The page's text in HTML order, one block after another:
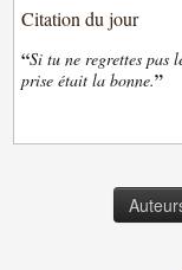
Citation du jour
“Si tu ne regrettes pas
prise était la bonne.”